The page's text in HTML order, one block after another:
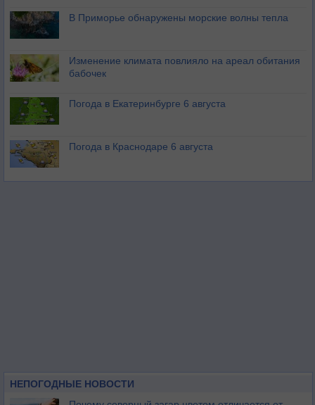
В Приморье обнаружены морские волны тепла
Изменение климата повлияло на ареал обитания
бабочек
Погода в Екатеринбурге 6 августа
Погода в Краснодаре 6 августа
НЕПОГОДНЫЕ НОВОСТИ